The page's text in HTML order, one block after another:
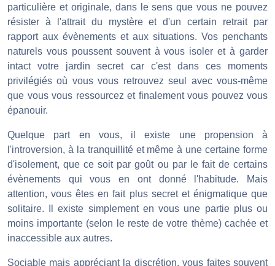
particulière et originale, dans le sens que vous ne pouvez
résister à l'attrait du mystère et d'un certain retrait par
rapport aux évènements et aux situations. Vos penchants
naturels vous poussent souvent à vous isoler et à garder
intact votre jardin secret car c'est dans ces moments
privilégiés où vous vous retrouvez seul avec vous-même
que vous vous ressourcez et finalement vous pouvez vous
épanouir.
Quelque part en vous, il existe une propension à
l'introversion, à la tranquillité et même à une certaine forme
d'isolement, que ce soit par goût ou par le fait de certains
évènements qui vous en ont donné l'habitude. Mais
attention, vous êtes en fait plus secret et énigmatique que
solitaire. Il existe simplement en vous une partie plus ou
moins importante (selon le reste de votre thème) cachée et
inaccessible aux autres.
Sociable mais appréciant la discrétion, vous faites souvent